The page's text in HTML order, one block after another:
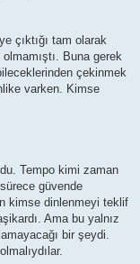
çıktığı tam olarak
Buna gerek
çekinmek
varken. Kimse
Tempo kimi zaman
güvende
kimse dinlenmeyi teklif
Ama bu yalnız
bir şeydi.